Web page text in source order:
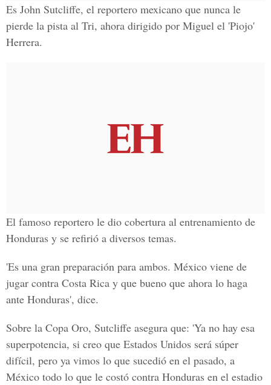
Es John Sutcliffe, el reportero mexicano que nunca le
pierde la pista al Tri, ahora dirigido por Miguel el 'Piojo'
Herrera.
El famoso reportero le dio cobertura al entrenamiento de
Honduras y se refirió a diversos temas.
'Es una gran preparación para ambos. México viene de
jugar contra Costa Rica y que bueno que ahora lo haga
ante Honduras', dice.
Sobre la Copa Oro, Sutcliffe asegura que: 'Ya no hay esa
superpotencia, si creo que Estados Unidos será súper
difícil, pero ya vimos lo que sucedió en el pasado, a
México todo lo que le costó contra Honduras en el estadio